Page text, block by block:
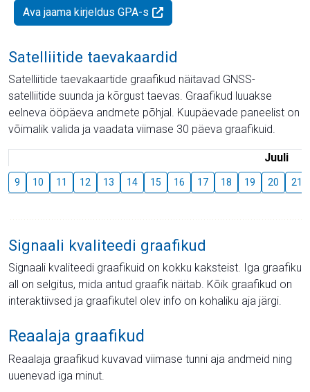
Ava jaama kirjeldus GPA-s
Satelliitide taevakaardid
Satelliitide taevakaartide graafikud näitavad GNSS-
satelliitide suunda ja kõrgust taevas. Graafikud luuakse
eelneva ööpäeva andmete põhjal. Kuupäevade paneelist on
võimalik valida ja vaadata viimase 30 päeva graafikuid.
Juuli
9 10 11 12 13 14 15 16 17 18 19 20 21
Signaali kvaliteedi graafikud
Signaali kvaliteedi graafikuid on kokku kaksteist. Iga graafiku
all on selgitus, mida antud graafik näitab. Kõik graafikud on
interaktiivsed ja graafikutel olev info on kohaliku aja järgi.
Reaalaja graafikud
Reaalaja graafikud kuvavad viimase tunni aja andmeid ning
uuenevad iga minut.